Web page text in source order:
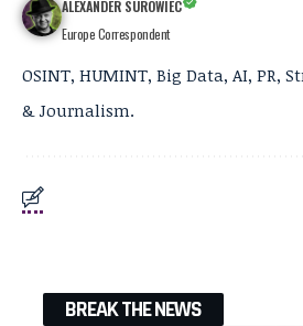
ALEXANDER SUROWIEC
Europe Correspondent
OSINT, HUMINT, Big Data, AI, PR,
& Journalism.
BREAK THE NEWS